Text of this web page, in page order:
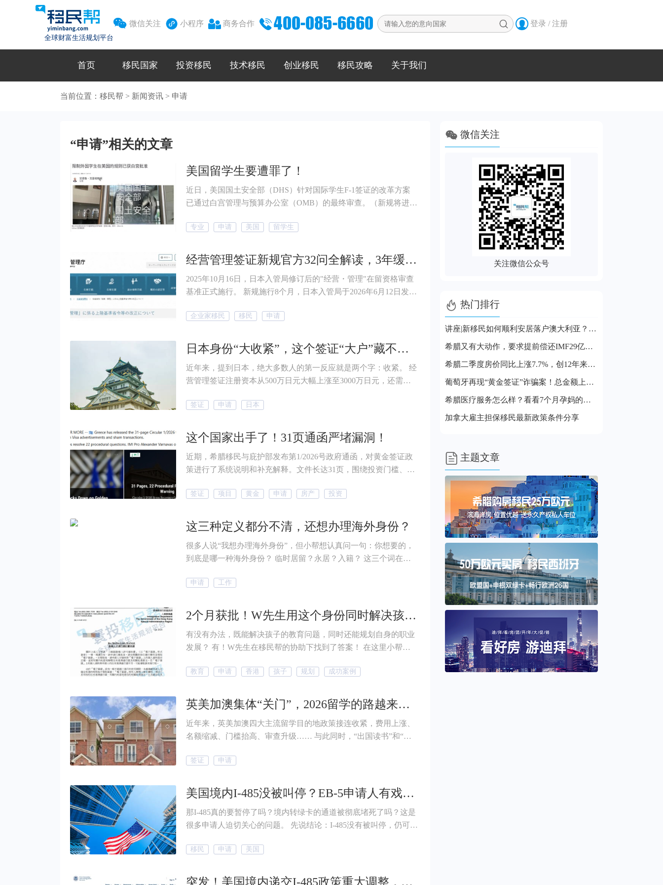
全球财富生活规划平台
 微信关注  小程序  商务合作    登录 / 注册
首页 移民国家 投资移民 技术移民 创业移民 移民攻略 关于我们
当前位置： 移民帮 > 新闻资讯 > 申请
“申请”相关的文章
美国留学生要遭罪了！
近日，美国国土安全部（DHS）针对国际学生F-1签证的改革方案
已通过白宫管理与预算办公室（OMB）的最终审查。（新规将进入
心变革在于——废除沿用数十年的“D/S”（Duration of Status）无限
以往只要保持学籍就能无限期合法留在美国的时代，即将结束！
专业 申请 美国 留学生
经营管理签证新规官方32问全解读，3年缓冲期口径明确了
2025年10月16日，日本入管局修订后的"经营・管理"在留资格审查
基准正式施行。 新规施行8个月，日本入管局于2026年6月12日发布
明确官方口径。2028年10月16日之前，已经持有经营管理签证的人
免，2028年10月16日之后的更新申请仍需满足新标准。 第二，过去
的模糊地带，现在收窄了。常勤职员的范围、日语能力的认定方
式、事业计划书的评估要求，这次32问全部给出了明确口径，以
往"差不多就行"的操作空间在缩小。
企业家移民 移民 申请
日本身份“大收紧”，这个签证“大户”藏不住了！
近年来，提到日本，绝大多数人的第一反应就是两个字：收紧。 经
营管理签证注册资本从500万日元大幅上涨至3000万日元，还需要
当前有效的“5年签证”，1年、3年签持有者不能靠熬日子拿到永住资
—— 日本技术・人文知识・国际业务签证，简称“技人国”签证。
签证 申请 日本
这个国家出手了！31页通函严堵漏洞！
近期，希腊移民与庇护部发布第1/2026号政府通函，对黄金签证政
策进行了系统说明和补充解释。文件长达31页，围绕投资门槛、房
确。 对于正在关注希腊黄金签证的投资者而言，这份文件释放出多
签证 项目 黄金 申请 房产 投资
这三种定义都分不清，还想办理海外身份？
很多人说“我想办理海外身份”，但小帮想认真问一句：你想要的，
到底是哪一种海外身份？ 临时居留？永居？入籍？ 这三个词在身
办理了海外身份，但是却不能享受和当地居民一样的待遇，这是为
申请 工作
2个月获批！W先生用这个身份同时解决孩子教育和自身发展问题！
有没有办法，既能解决孩子的教育问题，同时还能规划自身的职业
发展？ 有！W先生在移民帮的协助下找到了答案！ 在这里小帮要
批！
教育 申请 香港 孩子 规划 成功案例
英美加澳集体“关门”，2026留学的路越来越窄，这个地方却在招手！
近年来，英美加澳四大主流留学目的地政策接连收紧，费用上涨、
名额缩减、门槛抬高、审查升级…… 与此同时，“出国读书”和“留
这件事也变得越来越难。 2026年美加英澳对留学生有多“严格”？留
签证 申请
美国境内I-485没被叫停？EB-5申请人有戏？大家关心的答案都在这里！
那I-485真的要暂停了吗？境内转绿卡的通道被彻底堵死了吗？这是
很多申请人迫切关心的问题。 先说结论：I-485没有被叫停，仍可继
移民 申请 美国
突发！美国境内递交I-485政策重大调整，对EB-5双递交有哪些影响？
 微信关注
关注微信公众号
 热门排行
讲座|新移民如何顺利安居落户澳大利亚？步骤及注意事项解读
希腊又有大动作，要求提前偿还IMF29亿贷款，对投资者有啥影响?
希腊二季度房价同比上涨7.7%，创12年来最高纪录
葡萄牙再现“黄金签证”诈骗案！总金额上亿！
希腊医疗服务怎么样？看看7个月孕妈的就医体验就知道了
加拿大雇主担保移民最新政策条件分享
 主题文章